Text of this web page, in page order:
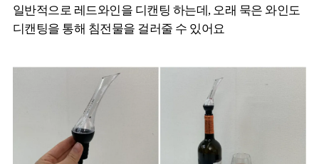
일반적으로 레드와인을 디캔팅 하는데, 오래 묵은 와인도
디캔팅을 통해 침전물을 걸러줄 수 있어요